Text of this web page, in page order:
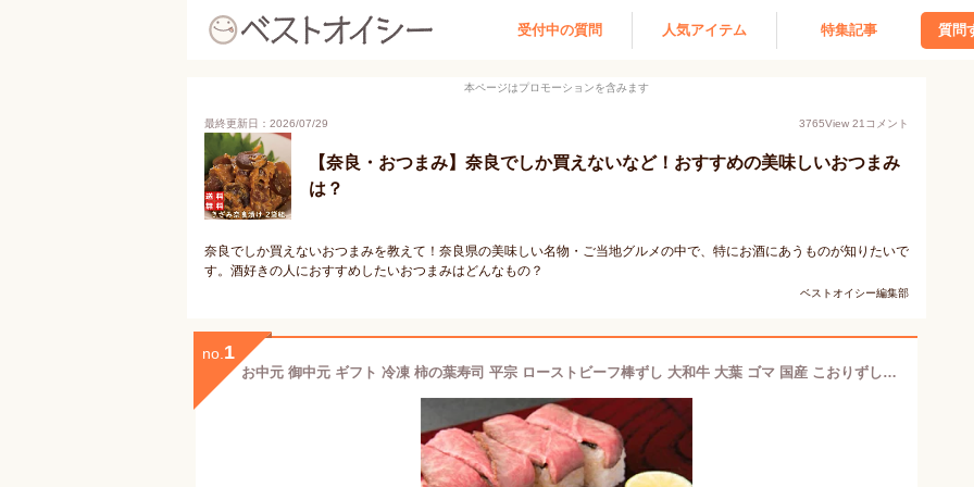
受付中の質問 人気アイテム 特集記事 質問
本ページはプロモーションを含みます
最終更新日：2026/07/29 3765View 21 コメント
【奈良・おつまみ】奈良でしか買えないなど！おすすめの美味しいおつまみ
は？
奈良でしか買えないおつまみを教えて！奈良県の美味しい名物・ご当地グルメの中で、特にお酒にあうものが知りたいで
す。酒好きの人におすすめしたいおつまみはどんなもの？
ベストオイシー編集部
no. 1
お中元 御中元 ギフト 冷凍 柿の葉寿司 平宗 ローストビーフ棒ずし 大和牛 大葉 ゴマ 国産 こおりずし 1本入り 送料無料 プレゼント おもてなし パーティ お返し 柿の葉寿し 柿の葉ずし 大和牛 和牛 国産 手土産 内祝 御祝 贈り物 お取り寄せ